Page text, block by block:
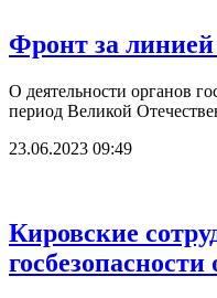
Фронт за
О деятельности органов
период Великой
23.06.2023 09:49
Кировские